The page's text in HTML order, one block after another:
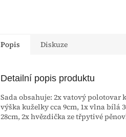
Popis Diskuze
Detailní popis produktu
Sada obsahuje: 2x vatový polotovar
výška kuželky cca 9cm, 1x vlna bílá
28cm, 2x hvězdička ze třpytivé